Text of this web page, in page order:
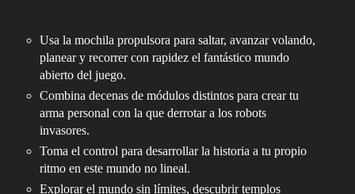
Usa la mochila propulsora para saltar, avanzar volando,
planear y recorrer con rapidez el fantástico mundo
abierto del juego.
Combina decenas de módulos distintos para crear tu
arma personal con la que derrotar a los robots
invasores.
Toma el control para desarrollar la historia a tu propio
ritmo en este mundo no lineal.
Explorar el mundo sin límites, descubrir templos